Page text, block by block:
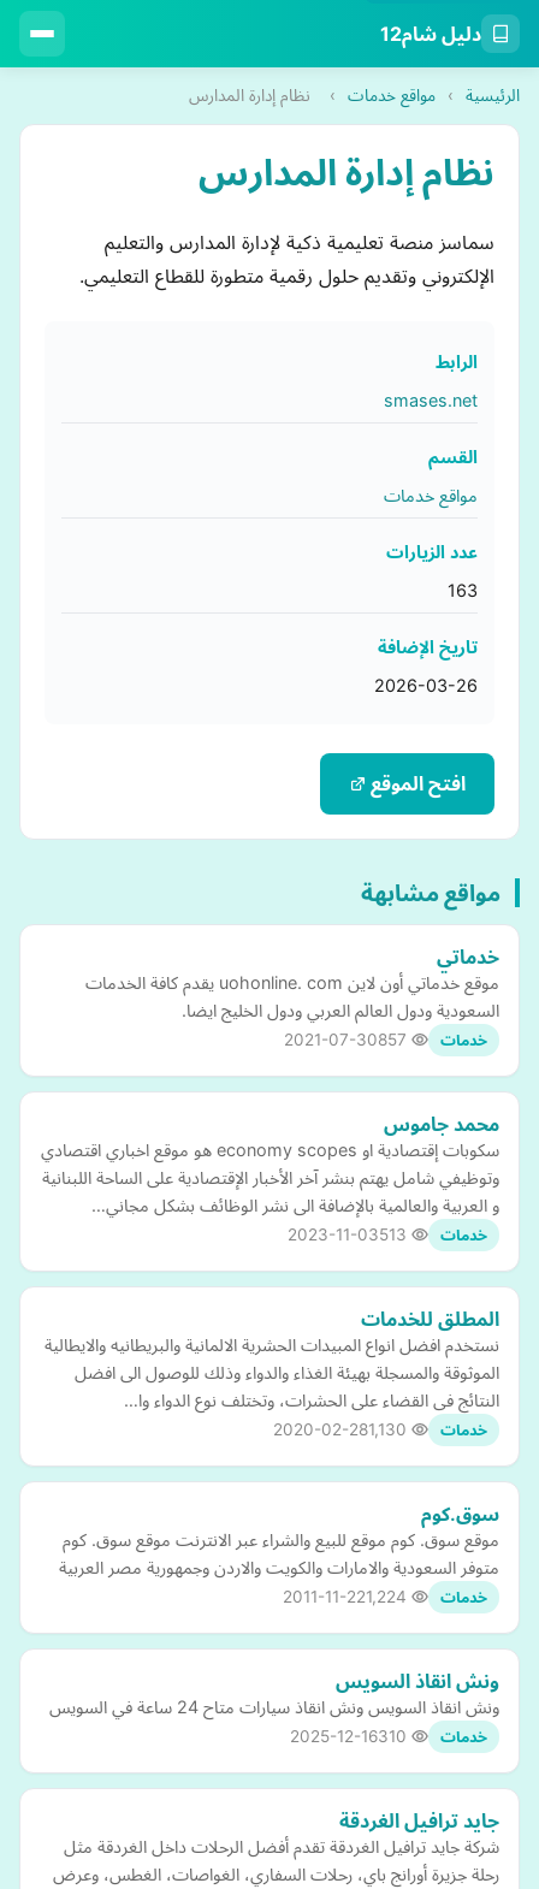
دليل شام12
الرئيسية › مواقع خدمات › نظام إدارة المدارس
نظام إدارة المدارس
سماسز منصة تعليمية ذكية لإدارة المدارس والتعليم
الإلكتروني وتقديم حلول رقمية متطورة للقطاع التعليمي.
الرابط
smases.net
القسم
مواقع خدمات
عدد الزيارات
163
تاريخ الإضافة
2026-03-26
افتح الموقع
مواقع مشابهة
خدماتي
موقع خدماتي أون لاين uohonline. com يقدم كافة الخدمات
السعودية ودول العالم العربي ودول الخليج ايضا.
خدمات 2021-07-30
محمد جاموس
سكوبات إقتصادية او economy scopes هو موقع اخباري اقتصادي
وتوظيفي شامل يهتم بنشر آخر الأخبار الإقتصادية على الساحة اللبنانية
و العربية والعالمية بالإضافة الى نشر الوظائف بشكل مجاني…
خدمات 2023-11-03
المطلق للخدمات
نستخدم افضل انواع المبيدات الحشرية الالمانية والبريطانيه والايطالية
الموثوقة والمسجلة بهيئة الغذاء والدواء وذلك للوصول الى افضل
النتائج فى القضاء على الحشرات، وتختلف نوع الدواء وا…
خدمات 2020-02-28
سوق.كوم
موقع سوق. كوم موقع للبيع والشراء عبر الانترنت موقع سوق. كوم
متوفر السعودية والامارات والكويت والاردن وجمهورية مصر العربية
خدمات 2011-11-22
ونش انقاذ السويس
ونش انقاذ السويس ونش انقاذ سيارات متاح 24 ساعة في السويس
خدمات 2025-12-16
جايد ترافيل الغردقة
شركة جايد ترافيل الغردقة تقدم أفضل الرحلات داخل الغردقة مثل
رحلة جزيرة أورانج باي، رحلات السفاري، الغواصات، الغطس، وعرض